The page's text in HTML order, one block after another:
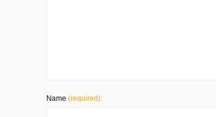
Name (required):